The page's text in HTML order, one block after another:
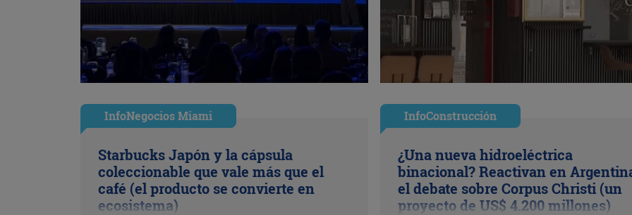
InfoNegocios Miami
Starbucks Japón y la cápsula
coleccionable que vale más que el
café (el producto se convierte en
ecosistema)
InfoConstrucción
¿Una nueva hidroeléctrica
binacional? Reactivan en
el debate sobre Corpus Christi (un
proyecto de US$ 4.200 millones)